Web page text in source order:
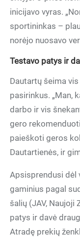
inicijavo vyras.
sportininkas –
norėjo nuosavo
Testavo patys ir
Dautartų šeima
pasirinkus. „Man,
darbo ir vis
gero
paieškoti geros
Dautartienės, ir
Apsisprendusi dėl
gaminius pagal
šalių (JAV, Naujoji
patys ir davė
Atradę prekių